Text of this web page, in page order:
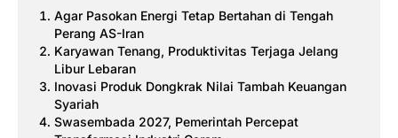
Agar Pasokan Energi Tetap Bertahan di Tengah
Perang AS-Iran
Karyawan Tenang, Produktivitas Terjaga Jelang
Libur Lebaran
Inovasi Produk Dongkrak Nilai Tambah Keuangan
Syariah
Swasembada 2027, Pemerintah Percepat